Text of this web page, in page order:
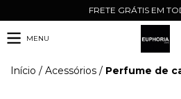
FRETE GRÁTIS EM
MENU
Início / Acessórios / Perfume de